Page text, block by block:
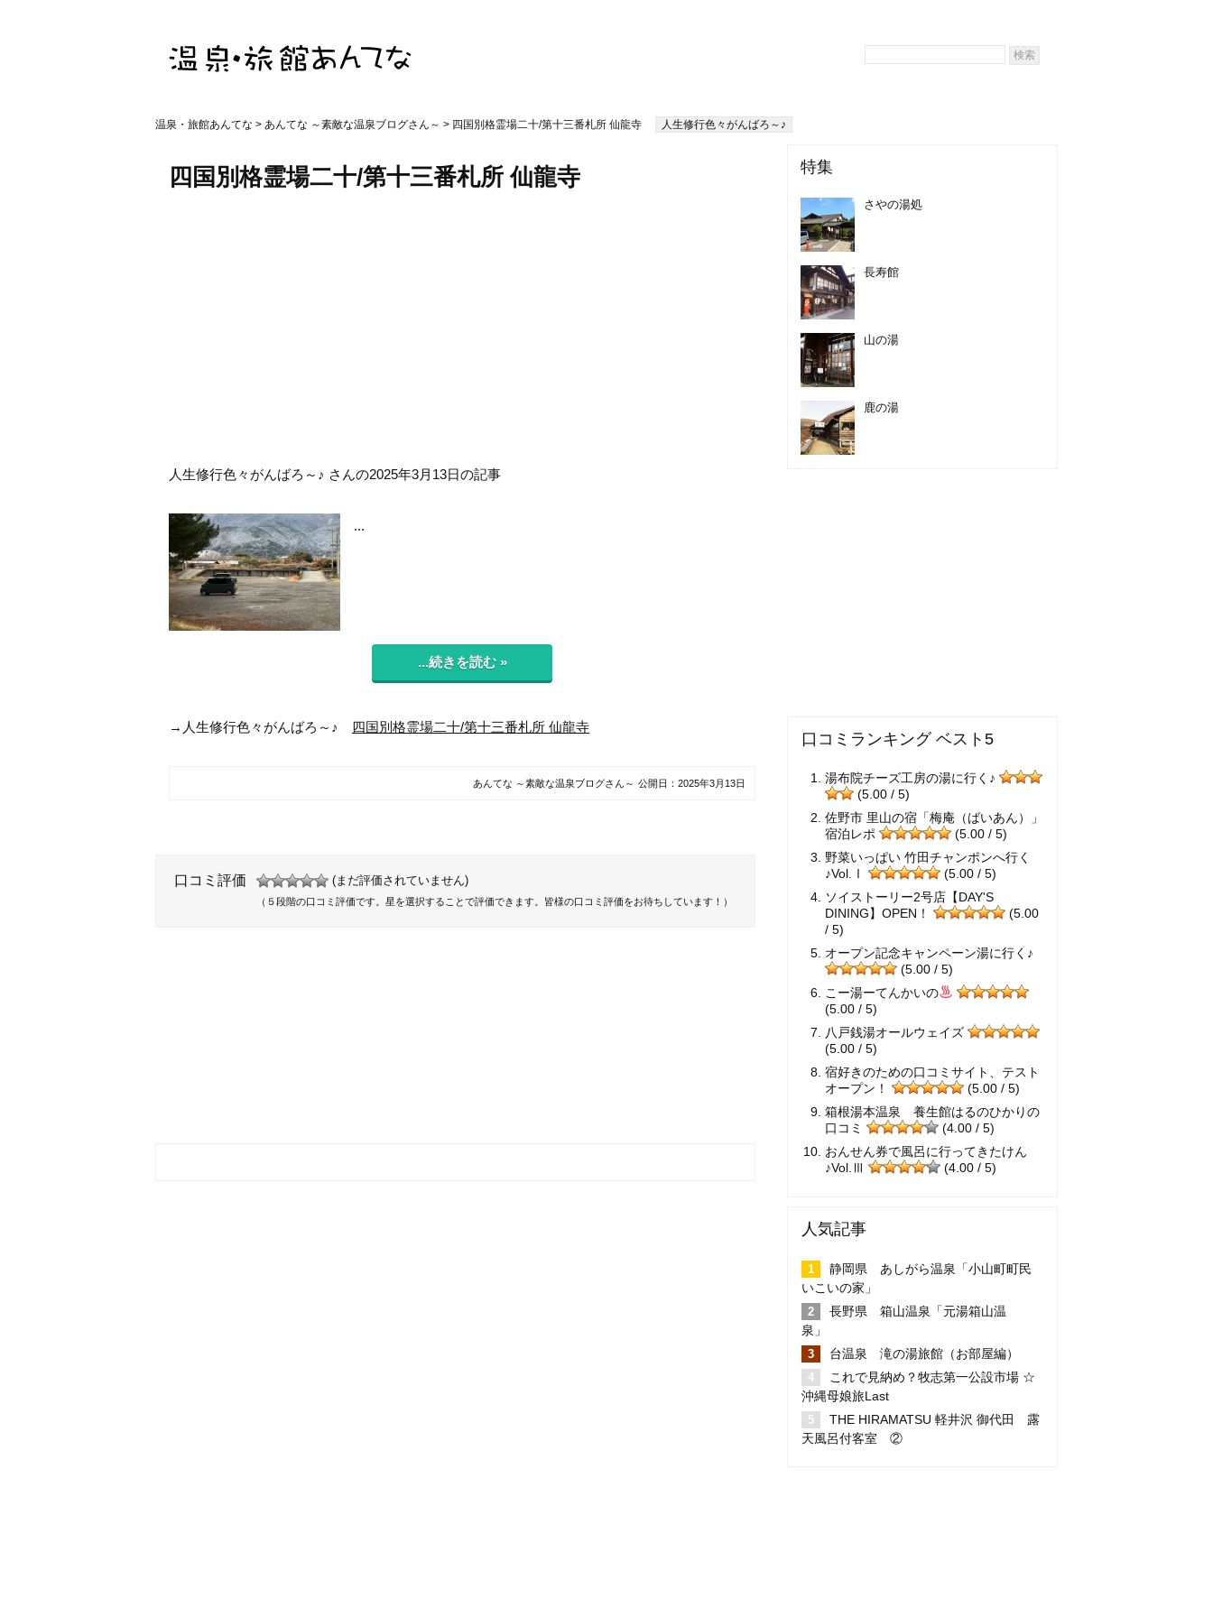
温泉・旅館あんてな > あんてな ～素敵な温泉ブログさん～ > 四国別格霊場二十/第十三番札所 仙龍寺 人生修行色々がんばろ～♪
四国別格霊場二十/第十三番札所 仙龍寺
人生修行色々がんばろ～♪ さんの2025年3月13日の記事
...
...続きを読む »
→人生修行色々がんばろ～♪ 四国別格霊場二十/第十三番札所 仙龍寺
あんてな ～素敵な温泉ブログさん～ 公開日： 2025年3月13日
口コミ評価 (まだ評価されていません)
（５段階の口コミ評価です。星を選択することで評価できます。皆様の口コミ評価をお待ちしています！）
特集
さやの湯処
長寿館
山の湯
鹿の湯
口コミランキング ベスト5
湯布院チーズ工房の湯に行く♪
(5.00 / 5)
佐野市 里山の宿「梅庵（ばいあん）」
宿泊レポ
(5.00 / 5)
野菜いっぱい 竹田チャンポンへ行く
♪Vol.Ⅰ
(5.00 / 5)
ソイストーリー2号店【DAY'S
DINING】OPEN！
(5.00
/ 5)
オープン記念キャンペーン湯に行く♪
(5.00 / 5)
こー湯ーてんかいの
(5.00 / 5)
八戸銭湯オールウェイズ
(5.00 / 5)
宿好きのための口コミサイト、テスト
オープン！
(5.00 / 5)
箱根湯本温泉 養生館はるのひかりの
口コミ
(4.00 / 5)
おんせん券で風呂に行ってきたけん
♪Vol.Ⅲ
(4.00 / 5)
人気記事
静岡県 あしがら温泉「小山町町民
いこいの家」
長野県 箱山温泉「元湯箱山温
泉」
台温泉 滝の湯旅館（お部屋編）
これで見納め？牧志第一公設市場 ☆
沖縄母娘旅Last
THE HIRAMATSU 軽井沢 御代田 露
天風呂付客室 ②